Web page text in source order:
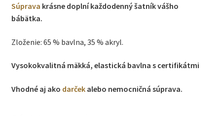
Súprava krásne doplní každodenný šatník vášho
bábätka.
Zloženie: 65 % bavlna, 35 % akryl.
Vysokokvalitná mäkká, elastická bavlna s certifikátmi
Vhodné aj ako darčekalebo nemocničná súprava.